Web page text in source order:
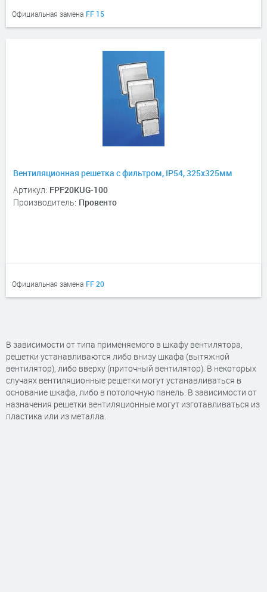
Официальная замена FF 15
Вентиляционная решетка с фильтром, IP54, 325х325мм
Артикул: FPF20KUG-100
Производитель: Провенто
Официальная замена FF 20
В зависимости от типа применяемого в шкафу вентилятора,
решетки устанавливаются либо внизу шкафа (вытяжной
вентилятор), либо вверху (приточный вентилятор). В некоторых
случаях вентиляционные решетки могут устанавливаться в
основание шкафа, либо в потолочную панель. В зависимости от
назначения решетки вентиляционные могут изготавливаться из
пластика или из металла.